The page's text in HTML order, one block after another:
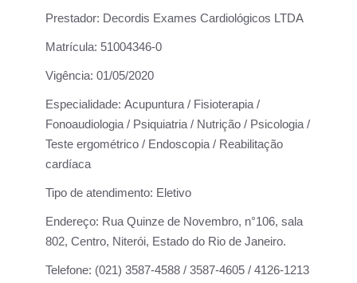
Prestador: Decordis Exames Cardiológicos LTDA
Matrícula: 51004346-0
Vigência: 01/05/2020
Especialidade: Acupuntura / Fisioterapia /
Fonoaudiologia / Psiquiatria / Nutrição / Psicologia /
Teste ergométrico / Endoscopia / Reabilitação
cardíaca
Tipo de atendimento: Eletivo
Endereço: Rua Quinze de Novembro, n°106, sala
802, Centro, Niterói, Estado do Rio de Janeiro.
Telefone: (021) 3587-4588 / 3587-4605 / 4126-1213